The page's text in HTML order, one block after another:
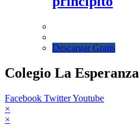
Descargar Gratis
Colegio La Esperanza
Facebook TwitterYoutube
×
×